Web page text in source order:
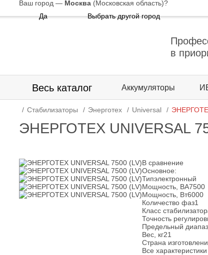
Ваш город — Москва (Московская область)?
Да
Выбрать другой город
в
Весь каталог Аккумуляторы
Стабилизаторы Энерготех Universal
ЭНЕРГОТЕХ UNIVERSAL
В сравнение
Основное:
Типэлектронный
Мощность, ВА7500
Мощность, Вт6000
Количество фаз1
Класс
Точность
Предельный
Вес, кг21
Страна
Все характеристики